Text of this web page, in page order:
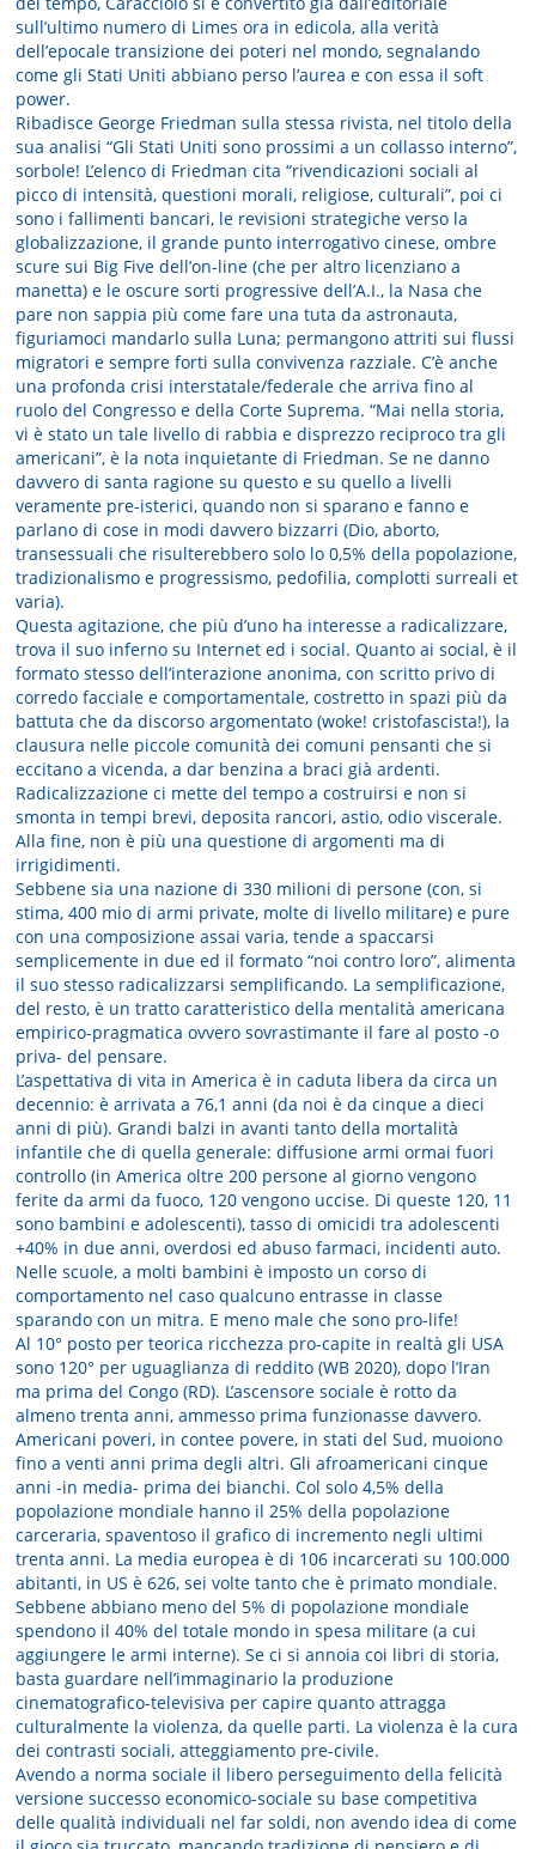
sull’ultimo numero di Limes ora in edicola, alla verità
dell’epocale transizione dei poteri nel mondo, segnalando
come gli Stati Uniti abbiano perso l’aurea e con essa il soft
power.
Ribadisce George Friedman sulla stessa rivista, nel titolo della
sua analisi “Gli Stati Uniti sono prossimi a un collasso interno”,
sorbole! L’elenco di Friedman cita “rivendicazioni sociali al
picco di intensità, questioni morali, religiose, culturali”, poi ci
sono i fallimenti bancari, le revisioni strategiche verso la
globalizzazione, il grande punto interrogativo cinese, ombre
scure sui Big Five dell’on-line (che per altro licenziano a
manetta) e le oscure sorti progressive dell’A.I., la Nasa che
pare non sappia più come fare una tuta da astronauta,
figuriamoci mandarlo sulla Luna; permangono attriti sui flussi
migratori e sempre forti sulla convivenza razziale. C’è anche
una profonda crisi interstatale/federale che arriva fino al
ruolo del Congresso e della Corte Suprema. “Mai nella storia,
vi è stato un tale livello di rabbia e disprezzo reciproco tra gli
americani”, è la nota inquietante di Friedman. Se ne danno
davvero di santa ragione su questo e su quello a livelli
veramente pre-isterici, quando non si sparano e fanno e
parlano di cose in modi davvero bizzarri (Dio, aborto,
transessuali che risulterebbero solo lo 0,5% della popolazione,
tradizionalismo e progressismo, pedofilia, complotti surreali et
varia).
Questa agitazione, che più d’uno ha interesse a radicalizzare,
trova il suo inferno su Internet ed i social. Quanto ai social, è il
formato stesso dell’interazione anonima, con scritto privo di
corredo facciale e comportamentale, costretto in spazi più da
battuta che da discorso argomentato (woke! cristofascista!), la
clausura nelle piccole comunità dei comuni pensanti che si
eccitano a vicenda, a dar benzina a braci già ardenti.
Radicalizzazione ci mette del tempo a costruirsi e non si
smonta in tempi brevi, deposita rancori, astio, odio viscerale.
Alla fine, non è più una questione di argomenti ma di
irrigidimenti.
Sebbene sia una nazione di 330 milioni di persone (con, si
stima, 400 mio di armi private, molte di livello militare) e pure
con una composizione assai varia, tende a spaccarsi
semplicemente in due ed il formato “noi contro loro”, alimenta
il suo stesso radicalizzarsi semplificando. La semplificazione,
del resto, è un tratto caratteristico della mentalità americana
empirico-pragmatica ovvero sovrastimante il fare al posto -o
priva- del pensare.
L’aspettativa di vita in America è in caduta libera da circa un
decennio: è arrivata a 76,1 anni (da noi è da cinque a dieci
anni di più). Grandi balzi in avanti tanto della mortalità
infantile che di quella generale: diffusione armi ormai fuori
controllo (in America oltre 200 persone al giorno vengono
ferite da armi da fuoco, 120 vengono uccise. Di queste 120, 11
sono bambini e adolescenti), tasso di omicidi tra adolescenti
+40% in due anni, overdosi ed abuso farmaci, incidenti auto.
Nelle scuole, a molti bambini è imposto un corso di
comportamento nel caso qualcuno entrasse in classe
sparando con un mitra. E meno male che sono pro-life!
Al 10° posto per teorica ricchezza pro-capite in realtà gli USA
sono 120° per uguaglianza di reddito (WB 2020), dopo l’Iran
ma prima del Congo (RD). L’ascensore sociale è rotto da
almeno trenta anni, ammesso prima funzionasse davvero.
Americani poveri, in contee povere, in stati del Sud, muoiono
fino a venti anni prima degli altri. Gli afroamericani cinque
anni -in media- prima dei bianchi. Col solo 4,5% della
popolazione mondiale hanno il 25% della popolazione
carceraria, spaventoso il grafico di incremento negli ultimi
trenta anni. La media europea è di 106 incarcerati su 100.000
abitanti, in US è 626, sei volte tanto che è primato mondiale.
Sebbene abbiano meno del 5% di popolazione mondiale
spendono il 40% del totale mondo in spesa militare (a cui
aggiungere le armi interne). Se ci si annoia coi libri di storia,
basta guardare nell’immaginario la produzione
cinematografico-televisiva per capire quanto attragga
culturalmente la violenza, da quelle parti. La violenza è la cura
dei contrasti sociali, atteggiamento pre-civile.
Avendo a norma sociale il libero perseguimento della felicità
versione successo economico-sociale su base competitiva
delle qualità individuali nel far soldi, non avendo idea di come